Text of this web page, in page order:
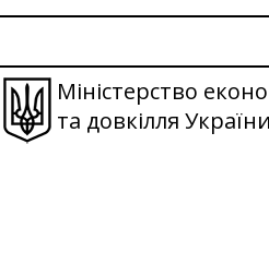
Міністерство
та довкілля України